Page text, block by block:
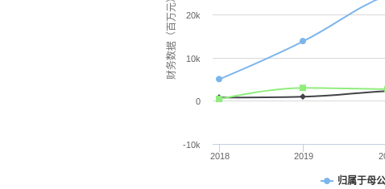
财务数据（百万元）
归属于母
2018 2019
-10k
0
10k
20k